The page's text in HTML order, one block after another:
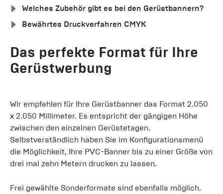
Welches Zubehör gibt es bei den Gerüstbannern?
Bewährtes Druckverfahren CMYK
Das perfekte Format für Ihre
Gerüstwerbung
Wir empfehlen für Ihre Gerüstbanner das Format 2.050
x 2.050 Millimeter. Es entspricht der gängigen Höhe
zwischen den einzelnen Gerüstetagen.
Selbstverständlich haben Sie im Konfigurationsmenü
die Möglichkeit, Ihre PVC-Banner bis zu einer Größe von
drei mal zehn Metern drucken zu lassen.
Frei gewählte Sonderformate sind ebenfalls möglich.